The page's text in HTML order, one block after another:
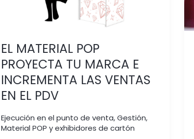
EL MATERIAL POP
PROYECTA TU MARCA E
INCREMENTA LAS VENTAS
EN EL PDV
Ejecución en el punto de venta,Gestión,
Material POP y exhibidores de cartón